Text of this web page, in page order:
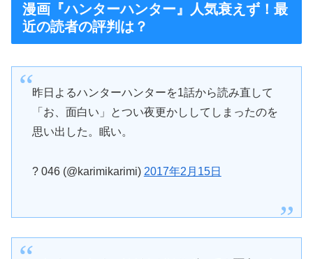
漫画『ハンターハンター』人気衰えず！最
近の読者の評判は？
昨日よるハンターハンターを1話から読み直して
「お、面白い」とつい夜更かししてしまったのを
思い出した。眠い。
? 046 (@karimikarimi) 2017年2月15日